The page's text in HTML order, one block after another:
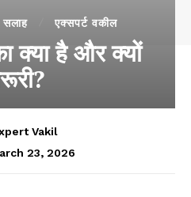
सलाह एक्सपर्ट वकील
क्या है और क्यों
Vakil
23, 2026